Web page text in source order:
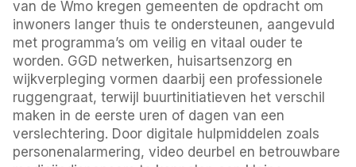
van de Wmo kregen gemeenten de opdracht om
inwoners langer thuis te ondersteunen, aangevuld
met programma’s om veilig en vitaal ouder te
worden. GGD netwerken, huisartsenzorg en
wijkverpleging vormen daarbij een professionele
ruggengraat, terwijl buurtinitiatieven het verschil
maken in de eerste uren of dagen van een
verslechtering. Door digitale hulpmiddelen zoals
personenalarmering, video deurbel en betrouwbare